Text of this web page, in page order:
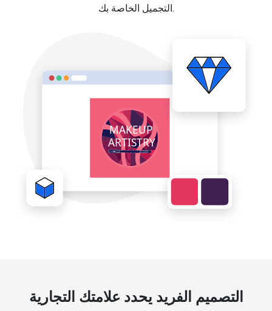
التجميل الخاصة بك.
التصميم الفريد يحدد علامتك التجارية